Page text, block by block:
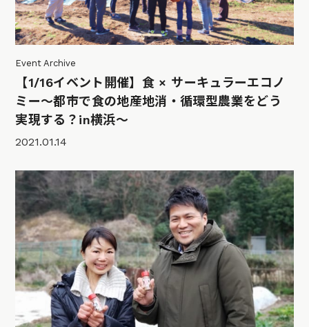
Event Archive
【1/16イベント開催】食 × サーキュラーエコノ
ミー～都市で食の地産地消・循環型農業をどう
実現する？in横浜〜
2021.01.14